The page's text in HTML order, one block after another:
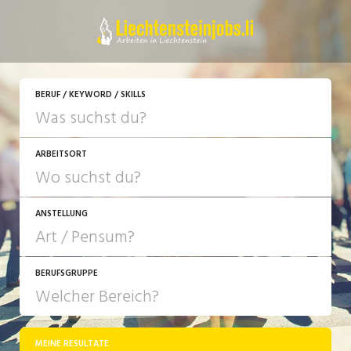
BERUF / KEYWORD / SKILLS
ARBEITSORT
ANSTELLUNG
JOB-TYP
Festanstellung
BERUFSGRUPPE
MEINE RESULTATE
JETZT BEWERBEN